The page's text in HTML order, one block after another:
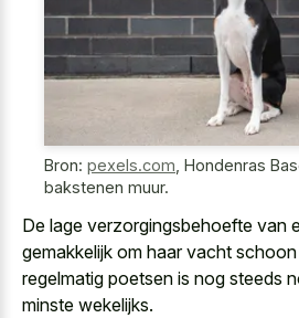
Bron: pexels.com Hondenras
bakstenen muur.
De lage verzorgingsbehoefte van
gemakkelijk om haar vacht
regelmatig poetsen is nog steeds
minste wekelijks.